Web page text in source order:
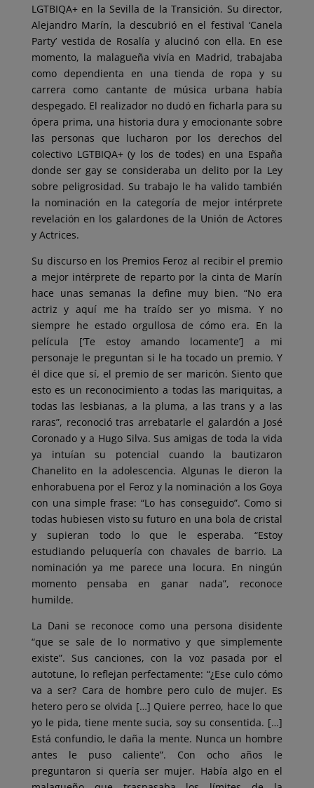
LGTBIQA+ en la Sevilla de la Transición. Su director,
Alejandro Marín, la descubrió en el festival ‘Canela
Party’ vestida de Rosalía y alucinó con ella. En ese
momento, la malagueña vivía en Madrid, trabajaba
como dependienta en una tienda de ropa y su
carrera como cantante de música urbana había
despegado. El realizador no dudó en ficharla para su
ópera prima, una historia dura y emocionante sobre
las personas que lucharon por los derechos del
colectivo LGTBIQA+ (y los de todes) en una España
donde ser gay se consideraba un delito por la Ley
sobre peligrosidad. Su trabajo le ha valido también
la nominación en la categoría de mejor intérprete
revelación en los galardones de la Unión de Actores
y Actrices.
Su discurso en los Premios Feroz al recibir el premio
a mejor intérprete de reparto por la cinta de Marín
hace unas semanas la define muy bien. “No era
actriz y aquí me ha traído ser yo misma. Y no
siempre he estado orgullosa de cómo era. En la
película [‘Te estoy amando locamente’] a mi
personaje le preguntan si le ha tocado un premio. Y
él dice que sí, el premio de ser maricón. Siento que
esto es un reconocimiento a todas las mariquitas, a
todas las lesbianas, a la pluma, a las trans y a las
raras”, reconoció tras arrebatarle el galardón a José
Coronado y a Hugo Silva. Sus amigas de toda la vida
ya intuían su potencial cuando la bautizaron
Chanelito en la adolescencia. Algunas le dieron la
enhorabuena por el Feroz y la nominación a los Goya
con una simple frase: “Lo has conseguido”. Como si
todas hubiesen visto su futuro en una bola de cristal
y supieran todo lo que le esperaba. “Estoy
estudiando peluquería con chavales de barrio. La
nominación ya me parece una locura. En ningún
momento pensaba en ganar nada”, reconoce
humilde.
La Dani se reconoce como una persona disidente
“que se sale de lo normativo y que simplemente
existe”. Sus canciones, con la voz pasada por el
autotune, lo reflejan perfectamente: “¿Ese culo cómo
va a ser? Cara de hombre pero culo de mujer. Es
hetero pero se olvida […] Quiere perreo, hace lo que
yo le pida, tiene mente sucia, soy su consentida. […]
Está confundio, le daña la mente. Nunca un hombre
antes le puso caliente”. Con ocho años le
preguntaron si quería ser mujer. Había algo en el